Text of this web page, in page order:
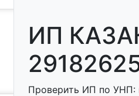
ИП
Проверить ИП по УНП: